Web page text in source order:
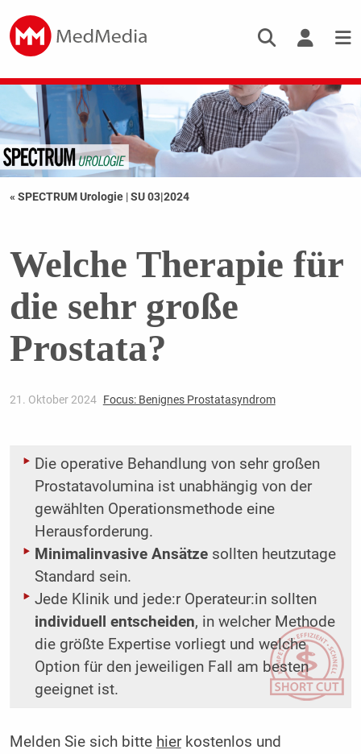
« SPECTRUM Urologie |SU 03|2024
Welche Therapie für
die sehr große
Prostata?
21. Oktober 2024 Focus: Benignes Prostatasyndrom
Die operative Behandlung von sehr großen
Prostatavolumina ist unabhängig von der
gewählten Operationsmethode eine
Herausforderung.
Minimalinvasive Ansätzesollten heutzutage
Standard sein.
Jede Klinik und jede:r Operateur:in sollten
individuell entscheiden, in welcher Methode
die größte Expertise vorliegt und welche
Option für den jeweiligen Fall am besten
geeignet ist.
Melden Sie sich bitte hierkostenlos und